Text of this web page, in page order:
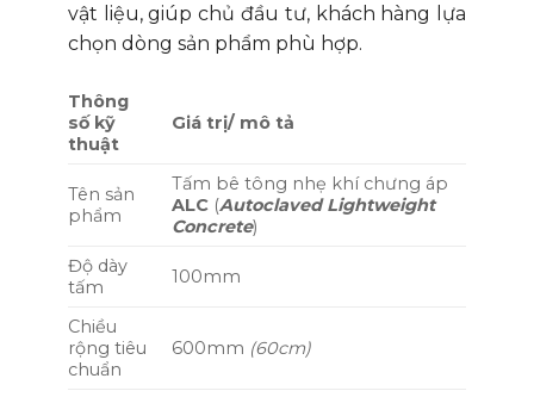
vật liệu, giúp chủ đầu tư, khách hàng lựa
chọn dòng sản phẩm phù hợp.
Thông
số kỹ
thuật
Giá trị/ mô tả
Tên sản
phẩm
Tấm bê tông nhẹ khí chưng áp
ALC(Autoclaved Lightweight
Concrete)
Độ dày
tấm
100mm
Chiều
rộng tiêu
chuẩn
600mm (60cm)